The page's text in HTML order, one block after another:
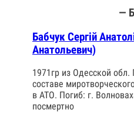
—
Бабчук Сергій
Анатольевич)
1971гр из Одесской
составе
в АТО. Погиб: г.
посмертно